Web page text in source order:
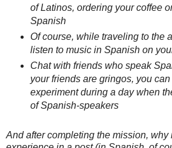
of Latinos, ordering your coffee
Spanish
Of course, while traveling to the
listen to music in Spanish on
Chat with friends who speak
your friends are gringos, you
experiment during a day when
of Spanish-speakers
And after completing the mission, why